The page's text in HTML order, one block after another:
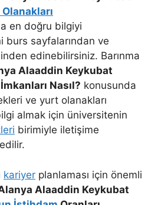
en doğru bilgiyi
burs sayfalarından ve
edinebilirsiniz. Barınma
Alaaddin Keykubat
İmkanları Nasıl? konusunda
ve yurt olanakları
almak için üniversitenin
birimiyle iletişime
kariyer planlaması için önemli
Alaaddin Keykubat